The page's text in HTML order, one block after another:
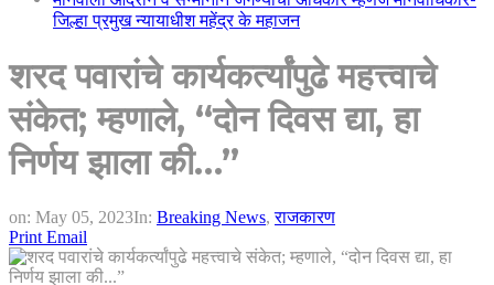
जिल्हा प्रमुख न्यायाधीश महेंद्र के महाजन
शरद पवारांचे कार्यकर्त्यांपुढे महत्त्वाचे
संकेत; म्हणाले, “दोन दिवस द्या, हा
निर्णय झाला की…”
on: May 05, 2023In: Breaking News,राजकारण
Print Email